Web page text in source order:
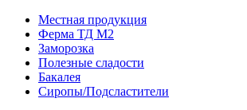
Местная продукция
Ферма ТД М2
Заморозка
Полезные сладости
Бакалея
Сиропы/Подсластители